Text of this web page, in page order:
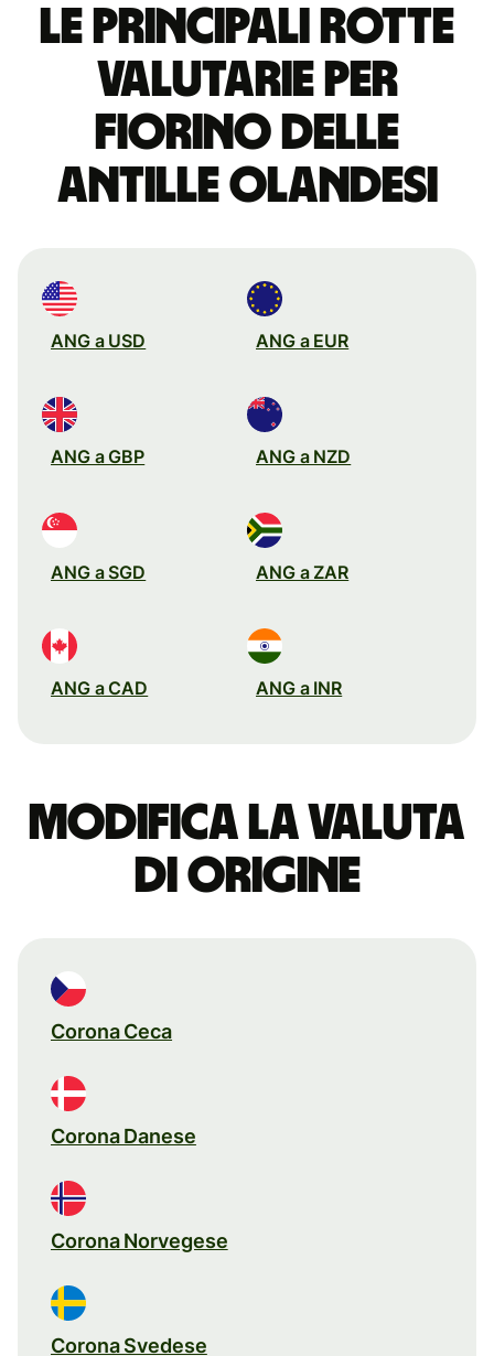
Le principali rotte
valutarie per
fiorino delle
Antille Olandesi
ANG a USD ANG a EUR
ANG a GBP ANG a NZD
ANG a SGD ANG a ZAR
ANG a CAD ANG a INR
Modifica la valuta
di origine
Corona Ceca
Corona Danese
Corona Norvegese
Corona Svedese